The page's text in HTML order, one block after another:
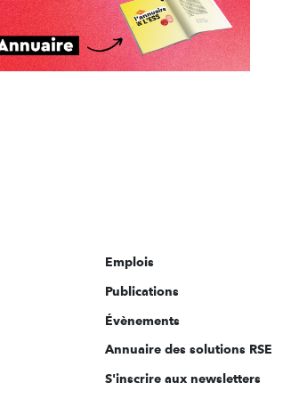
Emplois
Publications
Évènements
Annuaire des solutions RSE
S'inscrire aux newsletters